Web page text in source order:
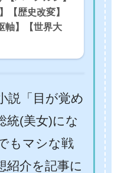
【歴史改変】
軸】【世界大
説「目が覚め
統(美女)にな
もマシな戦
紹介を記事に